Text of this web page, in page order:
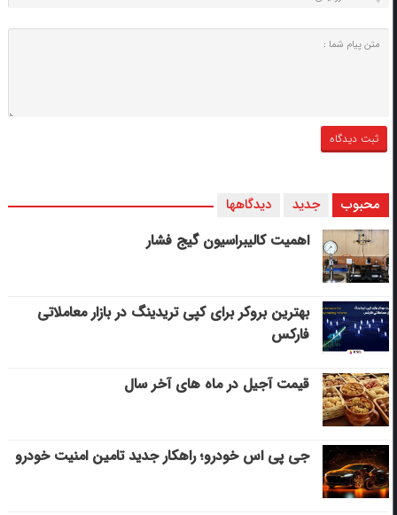
محبوب جدید دیدگاهها
اهمیت کالیبراسیون گیج فشار
بهترین بروکر برای کپی‌ تریدینگ در بازار معاملاتی
فارکس
قیمت آجیل در ماه های آخر سال
جی پی اس خودرو؛ راهکار جدید تامین امنیت خودرو